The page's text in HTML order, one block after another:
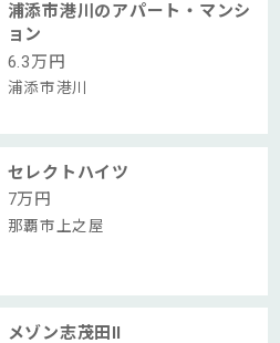
浦添市港川のアパート・マンシ
ョン
6.3万円
浦添市港川
セレクトハイツ
7万円
那覇市上之屋
メゾン志茂田Ⅱ